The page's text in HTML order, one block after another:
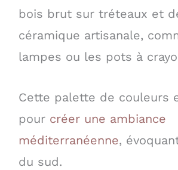
bois brut sur tréteaux et
céramique artisanale,
lampes ou les pots à
Cette palette de couleurs
pour créer une ambiance
méditerranéenne,
du sud.